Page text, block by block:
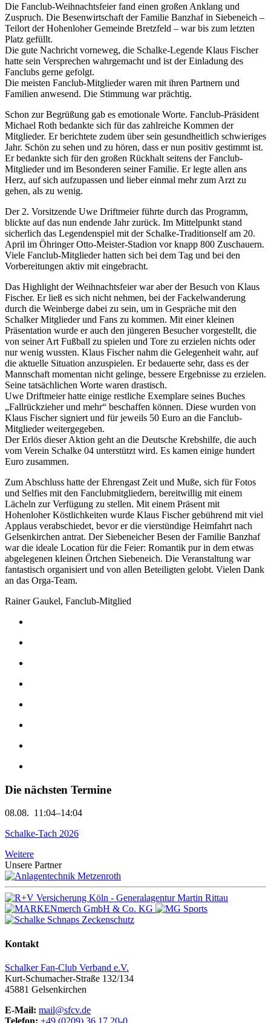
Die Fanclub-Weihnachtsfeier fand einen großen Anklang und
Zuspruch. Die Besenwirtschaft der Familie Banzhaf in Siebeneich –
Teilort der Hohenloher Gemeinde Bretzfeld – war bis zum letzten
Platz gefüllt.
Die gute Nachricht vorneweg, die Schalke-Legende Klaus Fischer
hatte sein Versprechen wahrgemacht und ist der Einladung des
Fanclubs gerne gefolgt.
Die meisten Fanclub-Mitglieder waren mit ihren Partnern und
Familien anwesend. Die Stimmung war prächtig.
Schon zur Begrüßung gab es emotionale Worte. Fanclub-Präsident
Michael Roth bedankte sich für das zahlreiche Kommen der
Mitglieder. Er berichtete zudem über sein gesundheitlich schwieriges
Jahr. Schön zu sehen und zu hören, dass er nun positiv gestimmt ist.
Er bedankte sich für den großen Rückhalt seitens der Fanclub-
Mitglieder und im Besonderen seiner Familie. Er legte allen ans
Herz, auf sich aufzupassen und lieber einmal mehr zum Arzt zu
gehen, als zu wenig.
Der 2. Vorsitzende Uwe Driftmeier führte durch das Programm,
blickte auf das nun endende Jahr zurück. Im Mittelpunkt stand
sicherlich das Legendenspiel mit der Schalke-Traditionself am 20.
April im Öhringer Otto-Meister-Stadion vor knapp 800 Zuschauern.
Viele Fanclub-Mitglieder hatten sich bei dem Tag und bei den
Vorbereitungen aktiv mit eingebracht.
Das Highlight der Weihnachtsfeier war aber der Besuch von Klaus
Fischer. Er ließ es sich nicht nehmen, bei der Fackelwanderung
durch die Weinberge dabei zu sein, um in Gespräche mit den
Schalker Mitglieder und Fans zu kommen. Mit einer kleinen
Präsentation wurde er auch den jüngeren Besucher vorgestellt, die
von seiner Art Fußball zu spielen und Tore zu erzielen nichts oder
nur wenig wussten. Klaus Fischer nahm die Gelegenheit wahr, auf
die aktuelle Situation anzuspielen. Er bedauerte sehr, dass es der
Mannschaft momentan nicht gelinge, bessere Ergebnisse zu erzielen.
Seine tatsächlichen Worte waren drastisch.
Uwe Driftmeier hatte einige restliche Exemplare seines Buches
„Fallrückzieher und mehr“ beschaffen können. Diese wurden von
Klaus Fischer signiert und für jeweils 50 Euro an die Fanclub-
Mitglieder weitergegeben.
Der Erlös dieser Aktion geht an die Deutsche Krebshilfe, die auch
vom Verein Schalke 04 unterstützt wird. Es kamen einige hundert
Euro zusammen.
Zum Abschluss hatte der Ehrengast Zeit und Muße, sich für Fotos
und Selfies mit den Fanclubmitgliedern, bereitwillig mit einem
Lächeln zur Verfügung zu stellen. Mit einem Präsent mit
Hohenloher Köstlichkeiten wurde Klaus Fischer gebührend mit viel
Applaus verabschiedet, bevor er die vierstündige Heimfahrt nach
Gelsenkirchen antrat. Der Siebeneicher Besen der Familie Banzhaf
war die ideale Location für die Feier: Romantik pur in dem etwas
abgelegenen kleinen Örtchen Siebeneich. Die Veranstaltung war
fantastisch organisiert und von allen Beteiligten gelobt. Vielen Dank
an das Orga-Team.
Rainer Gaukel, Fanclub-Mitglied
Die nächsten Termine
08.08. 11:04–14:04
Schalke-Tach 2026
Weitere
Unsere Partner
Kontakt
Schalker Fan-Club Verband e.V.
Kurt-Schumacher-Straße 132/134
45881 Gelsenkirchen
E-Mail: mail@sfcv.de
Telefon: +49 (0209) 36 17 20-0